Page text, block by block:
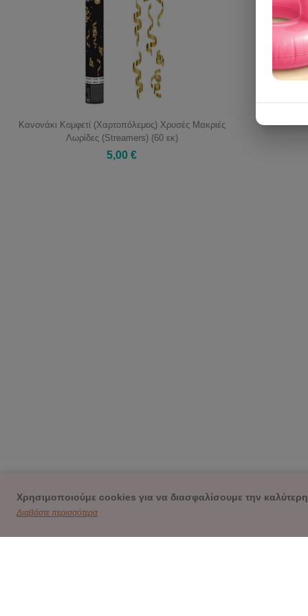
Κανονάκι Κομφετί (Χαρτοπόλεμος) Χρυσές Μακριές
Λωρίδες (Streamers) (60 εκ)
5,00 €
Χρησιμοποιούμε cookies για να διασφαλίσουμε την
Διαβάστε περισσότερα